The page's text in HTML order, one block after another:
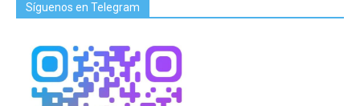
Síguenos en Telegram